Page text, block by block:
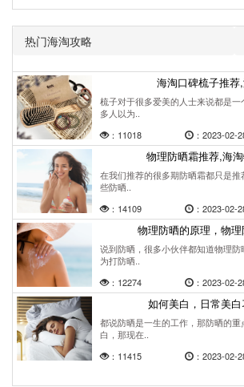
热门海淘攻略
海淘口碑梳子推荐
梳子对于很多爱美的人士来说都是
多人以为..
：11018
：2023-02-
物理防晒霜推荐,海
在我们推荐的很多期防晒霜都只是
些防晒..
：14109
：2023-02-
物理防晒的原理，物
说到防晒，很多小伙伴都知道物理
为打防晒..
：12274
：2023-02-
如何美白，日常美
都说防晒是一生的工作，那防晒的
白，那现在..
：11415
：2023-02-